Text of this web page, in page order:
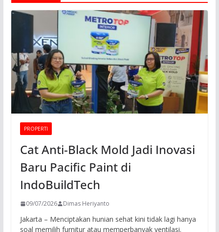
PROPERTI
Cat Anti-Black Mold Jadi Inovasi
Baru Pacific Paint di
IndoBuildTech
09/07/2026 Dimas Heriyanto
Jakarta – Menciptakan hunian sehat kini tidak lagi hanya
soal memilih furnitur atau memperbanyak ventilasi.